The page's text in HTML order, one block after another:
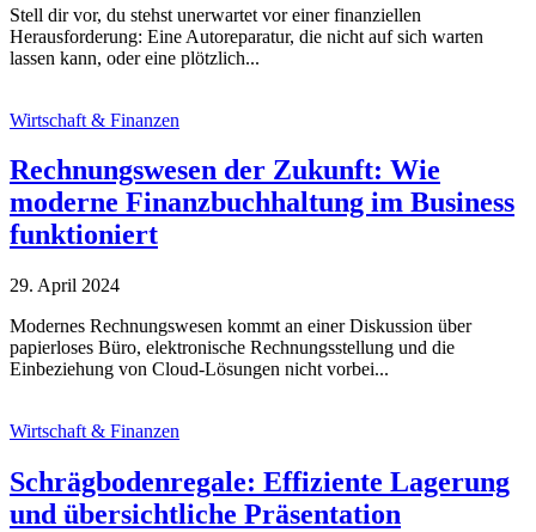
Stell dir vor, du stehst unerwartet vor einer finanziellen
Herausforderung: Eine Autoreparatur, die nicht auf sich warten
lassen kann, oder eine plötzlich...
Wirtschaft & Finanzen
Rechnungswesen der Zukunft: Wie
moderne Finanzbuchhaltung im Business
funktioniert
29. April 2024
Modernes Rechnungswesen kommt an einer Diskussion über
papierloses Büro, elektronische Rechnungsstellung und die
Einbeziehung von Cloud-Lösungen nicht vorbei...
Wirtschaft & Finanzen
Schrägbodenregale: Effiziente Lagerung
und übersichtliche Präsentation